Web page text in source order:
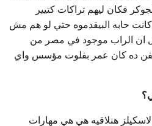
فكان ليهم تراكات كتيير
حابه البيقدموه حتي لو هم مش
ان الراب موجود في مصر من
ده كان عمر بفلوت مؤسس واي
هنلاقيه هي هي مهارات